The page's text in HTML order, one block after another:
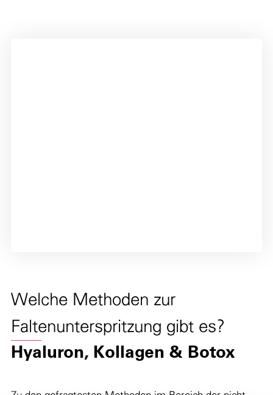
Welche Methoden zur
Faltenunterspritzung gibt es?
Hyaluron, Kollagen & Botox